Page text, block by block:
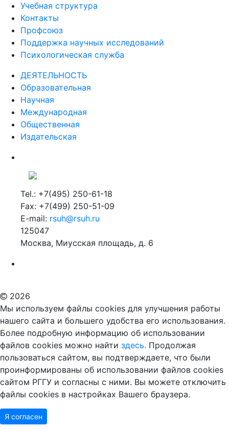
Учебная структура
Контакты
Профсоюз
Поддержка научных исследований
Психологическая служба
ДЕЯТЕЛЬНОСТЬ
Образовательная
Научная
Международная
Общественная
Издательская
Tel.: +7(495) 250-61-18
Fax: +7(499) 250-51-09
E-mail: rsuh@rsuh.ru
125047
Москва, Миусская площадь, д. 6
2026
Мы используем файлы cookies для улучшения работы
нашего сайта и большего удобства его использования.
Более подробную информацию об использовании
файлов cookies можно найти здесь. Продолжая
пользоваться сайтом, вы подтверждаете, что были
проинформированы об использовании файлов cookies
сайтом РГГУ и согласны с ними. Вы можете отключить
файлы cookies в настройках Вашего браузера.
Я согласен